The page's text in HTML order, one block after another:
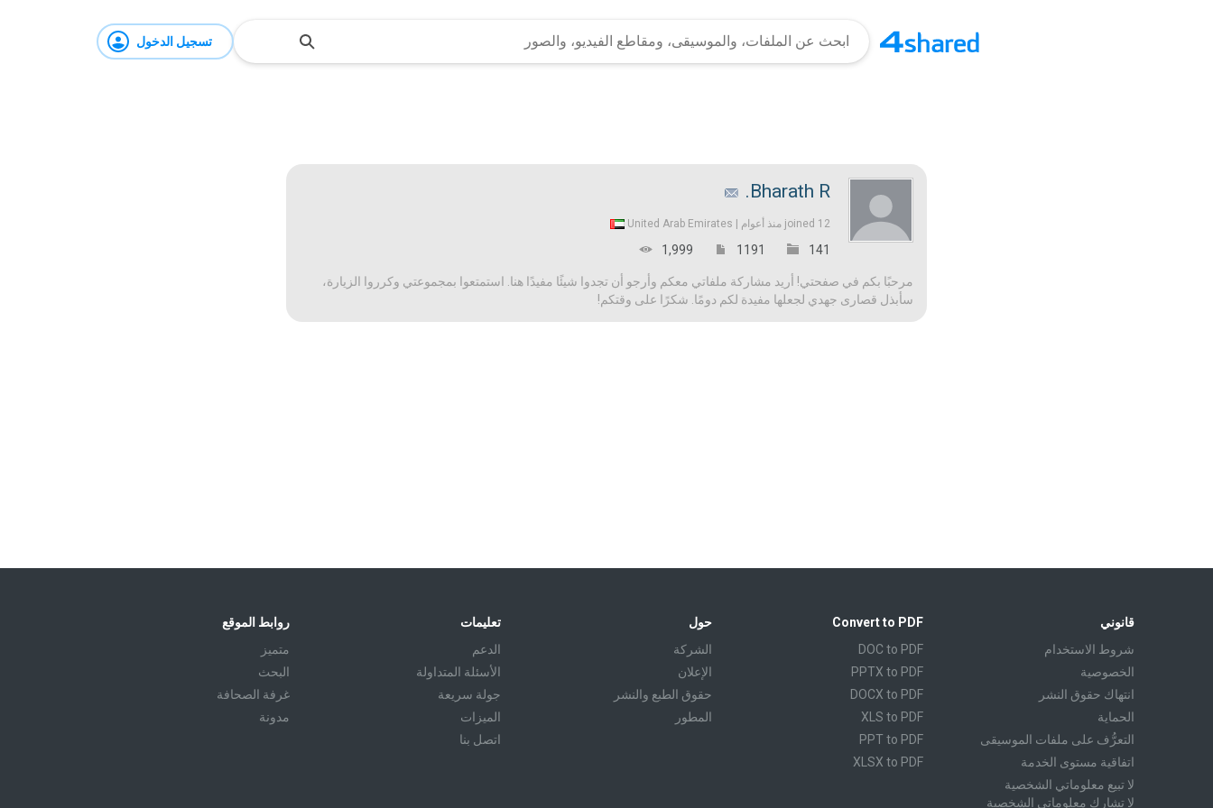
تسجيل الدخول
Bharath R.
joined 12 منذ أعوام | United Arab Emirates
141
1191
1,999
مرحبًا بكم في صفحتي! أريد مشاركة ملفاتي معكم وأرجو أن تجدوا شيئًا مفيدًا هنا. استمتعوا بمجموعتي وكرروا الزيارة،
سأبذل قصارى جهدي لجعلها مفيدة لكم دومًا. شكرًا على وقتكم!
روابط الموقع
متميز
البحث
غرفة الصحافة
مدونة
تعليمات
الدعم
الأسئلة المتداولة
جولة سريعة
الميزات
اتصل بنا
حول
الشركة
الإعلان
حقوق الطبع والنشر
المطور
Convert to PDF
DOC to PDF
PPTX to PDF
DOCX to PDF
XLS to PDF
PPT to PDF
XLSX to PDF
قانوني
شروط الاستخدام
الخصوصية
انتهاك حقوق النشر
الحماية
التعرُّف على ملفات الموسيقى
اتفاقية مستوى الخدمة
لا تبيع معلوماتي الشخصية
لا تشارك معلوماتي الشخصية